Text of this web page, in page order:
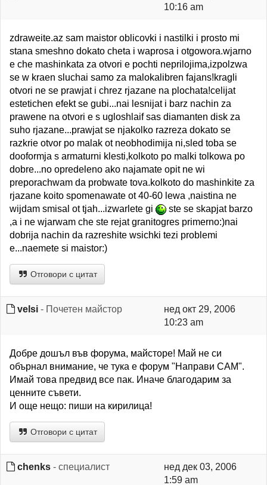
10:16 am
zdraweite.az sam maistor oblicovki i nastilki i prosto mi
stana smeshno dokato cheta i waprosa i otgowora.wjarno
e che mashinkata za otvori e pochti neprilojima,izpolzwa
se w kraen sluchai samo za malokalibren fajans!kragli
otvori ne se prawjat i chrez rjazane na plochata!celijat
estetichen efekt se gubi...nai lesnijat i barz nachin za
prawene na otvori e s ugloshlaif sas diamanten disk za
suho rjazane...prawjat se njakolko razreza dokato se
razkrie otvor po malak ot neobhodimija ni,sled toba se
dooformja s armaturni klesti,kolkoto po malki tolkowa po
dobre...no opredeleno ako najamate opit ne wi
preporachwam da probwate tova.kolkoto do mashinkite za
rjazane koito spomenawate ot 40-60 lewa ,naistina ne
wijdam smisal ot tjah...izwarlete gi
ste se skapjat barzo
,a i ne wjarwam che ste rejat granitogres primerno:)nai
dobrija nachin da razreshite wsichki tezi problemi
e...naemete si maistor:)
Отговори с цитат
velsi - Почетен майстор
нед окт 29, 2006
10:23 am
Добре дошъл във форума, майсторе! Май не си
обърнал внимание, че тука е форум "Направи САМ".
Имай това предвид все пак. Иначе благодарим за
ценните съвети.
И още нещо: пиши на кирилица!
Отговори с цитат
chenks - специалист
нед дек 03, 2006
1:59 am